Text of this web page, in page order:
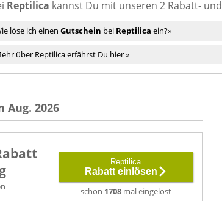
Reptilica kannst Du mit unseren 2 Rabatt- und
löse ich einen Gutschein bei Reptilica ein?»
über Reptilica erfährst Du hier »
2026
Reptilica
Rabatt einlösen
schon 1708mal eingelöst